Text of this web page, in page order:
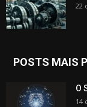
22
POSTS MAIS
O
14